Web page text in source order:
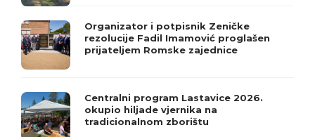
Organizator i potpisnik Zeničke
rezolucije Fadil Imamović proglašen
prijateljem Romske zajednice
Centralni program Lastavice 2026.
okupio hiljade vjernika na
tradicionalnom zborištu